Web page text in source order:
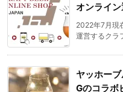
オンライ
2022年7月現
運営するクラ
ヤッホー
Gのコラボ